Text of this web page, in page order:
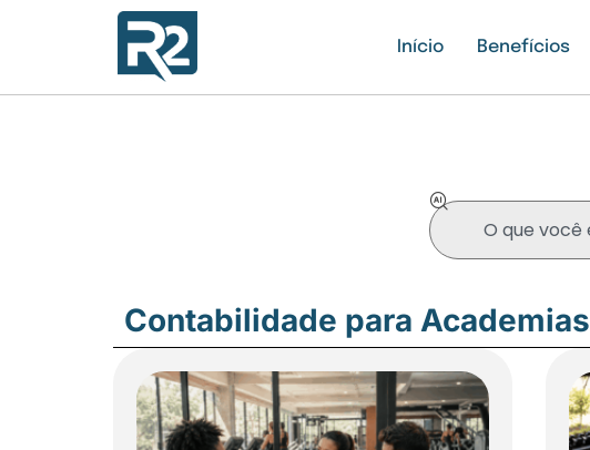
Início Benefícios
Contabilidade para Academias